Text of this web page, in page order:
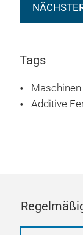
Tags
Additive